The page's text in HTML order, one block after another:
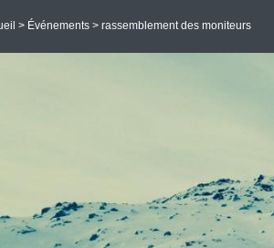
> Événements> rassemblement des moniteurs